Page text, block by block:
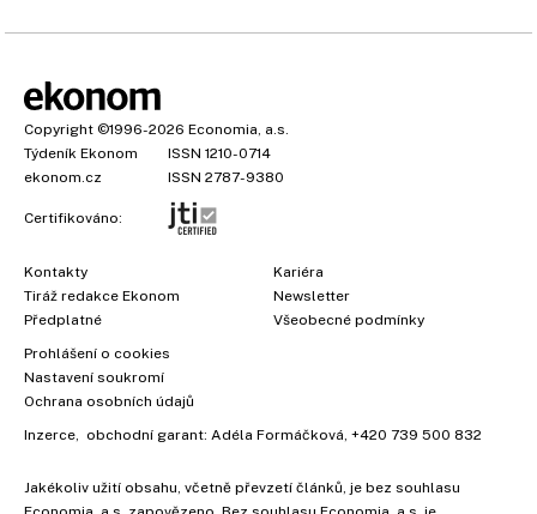
Copyright ©1996-2026 Economia, a.s.
Týdeník Ekonom
ISSN 1210-0714
ekonom.cz
ISSN 2787-9380
Certifikováno:
Kontakty
Tiráž redakce Ekonom
Předplatné
Kariéra
Newsletter
Všeobecné podmínky
Prohlášení o cookies
Nastavení soukromí
Ochrana osobních údajů
Inzerce, obchodní garant: Adéla Formáčková, +420 739 500 832
Jakékoliv užití obsahu, včetně převzetí článků, je bez souhlasu